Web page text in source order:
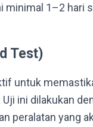
minimal 1–2 hari
Test)
untuk
ini dilakukan
peralatan yang